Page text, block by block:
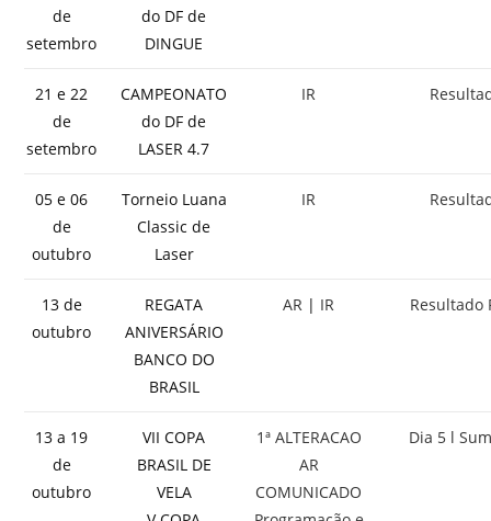
de
setembro
do DF de
DINGUE
21 e 22
de
setembro
CAMPEONATO
do DF de
LASER 4.7
IR
05 e 06
de
outubro
Torneio Luana
Classic de
Laser
IR
13 de
outubro
REGATA
ANIVERSÁRIO
BANCO DO
BRASIL
AR | IR Resultado
13 a 19
de
outubro
VII COPA
BRASIL DE
VELA
1ª ALTERACAO
AR
COMUNICADO
Dia 5 l